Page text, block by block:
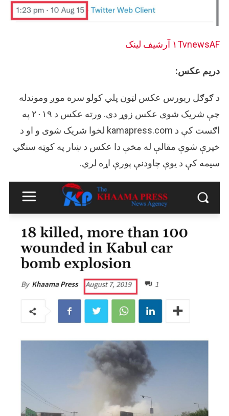
۱TvnewsAF آرشيف لینک
دريم عکس:
د ګوګل ریورس عکس لټون پلي کولو سره موږ وموندله
چې شریک شوی عکس زوړ دی. ورته عکس د ۲۰۱۹ په
اګست کې د kamapress.com لخوا شریک شوی و او د
خپرې شوې مقالې له مخې دا عکس د ښار په کوټه سنګي
سیمه کې د یوې چاودنې پورې اړه لري.